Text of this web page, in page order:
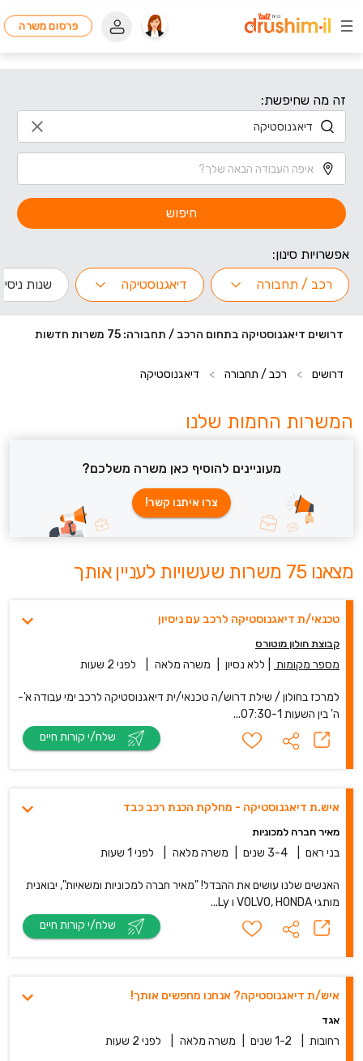
פרסום משרה
זה מה שחיפשת:
חיפוש
אפשרויות סינון:
רכב / תחבורה
דיאגנוסטיקה שנות
דרושים דיאגנוסטיקה בתחום הרכב / תחבורה: 75 משרות חדשות
דרושים > רכב / תחבורה > דיאגנוסטיקה
המשרות החמות שלנו
מעוניינים להוסיף כאן משרה משלכם?
צרו איתנו קשר!
מצאנו 75 משרות שעשויות לעניין אותך
טכנאי/ת דיאגנוסטיקה לרכב עם ניסיון
קבוצת חולון מוטורס
מספר מקומות ללא נסיון משרה מלאה לפני 2 שעות
למרכז בחולון / שילת דרוש/ה טכנאי/ית דיאגנוסטיקה לרכב ימי עבודה א'-
ה' בין השעות 07:30-1...
איש.ת דיאגנוסטיקה - מחלקת הכנת רכב כבד
מאיר חברה למכוניות
בני ראם 3-4 שנים משרה מלאה לפני 1 שעות
האנשים שלנו עושים את ההבדל! "מאיר חברה למכוניות ומשאיות", יבואנית
מותגי VOLVO, HONDA ו Ly...
איש/ת דיאגנוסטיקה? אנחנו מחפשים אותך!
אגד
רחובות 1-2 שנים משרה מלאה לפני 2 שעות